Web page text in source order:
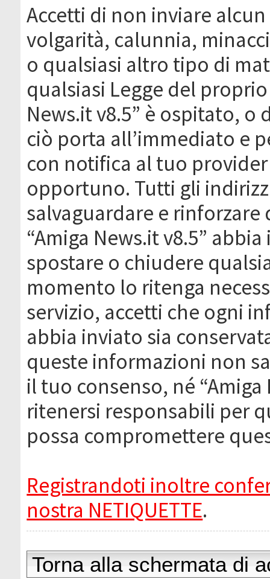
Accetti di non inviare
volgarità, calunnia,
o qualsiasi altro tipo di
qualsiasi Legge del
News.it v8.5” è ospitato, o
ciò porta all’immediato e
con notifica al tuo
opportuno. Tutti gli
salvaguardare e
“Amiga News.it v8.5”
spostare o chiudere
momento lo ritenga
servizio, accetti che ogni
abbia inviato sia
queste informazioni non
il tuo consenso, né
ritenersi responsabili per
possa compromettere
Registrandoti inoltre
nostra NETIQUETTE.
Torna alla schermata di